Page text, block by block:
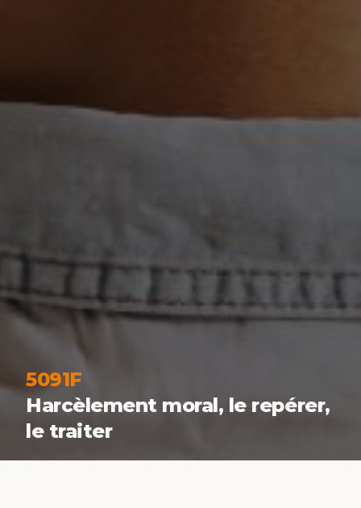
5091F
Harcèlement moral, le repérer,
le traiter